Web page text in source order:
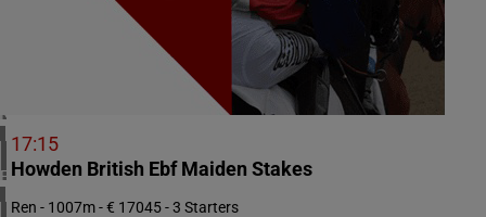
NOORWEGEN
1 meeting(s)
FINLAND
1 meeting(s)
17:15
Howden British Ebf Maiden Stakes
Ren - 1007m - € 17045 - 3 Starters